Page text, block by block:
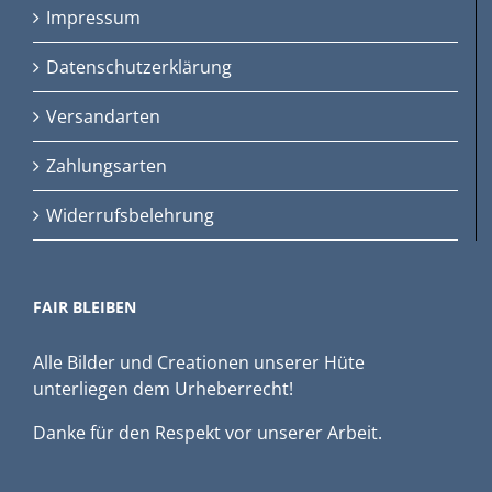
Impressum
Datenschutzerklärung
Versandarten
Zahlungsarten
Widerrufsbelehrung
FAIR BLEIBEN
Alle Bilder und Creationen unserer Hüte
unterliegen dem Urheberrecht!
Danke für den Respekt vor unserer Arbeit.